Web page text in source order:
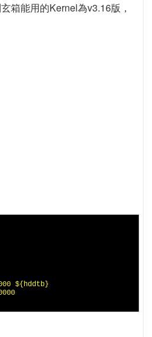
箱能用的Kernel為v3.16版，
${hddtb}